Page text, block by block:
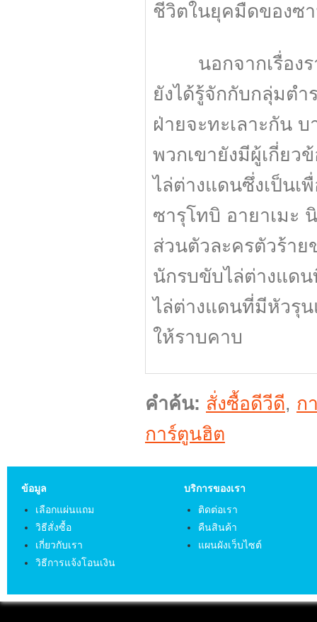
ชีวิตในยุคมืดของซ
นอกจากเรื่องรา
ยังได้รู้จักกับกลุ่มตำ
ฝ่ายจะทะเลาะกัน
พวกเขายังมีผู้เกี่ยว
ไล่ต่างแดนซึ่งเป็นเ
ซารุโทบิ อายาเมะ
ส่วนตัวละครตัวร้าย
นักรบขับไล่ต่างแด
ไล่ต่างแดนที่มีหัวรุน
ให้ราบคาบ
คำค้น: สั่งซื้อดีวีดี, ก
การ์ตูนฮิต
ข้อมูล
เลือกแผ่นแถม
วิธีสั่งซื้อ
เกี่ยวกับเรา
วิธีการแจ้งโอนเงิน
บริการของเรา
ติดต่อเรา
คืนสินค้า
แผนผังเว็บไซต์